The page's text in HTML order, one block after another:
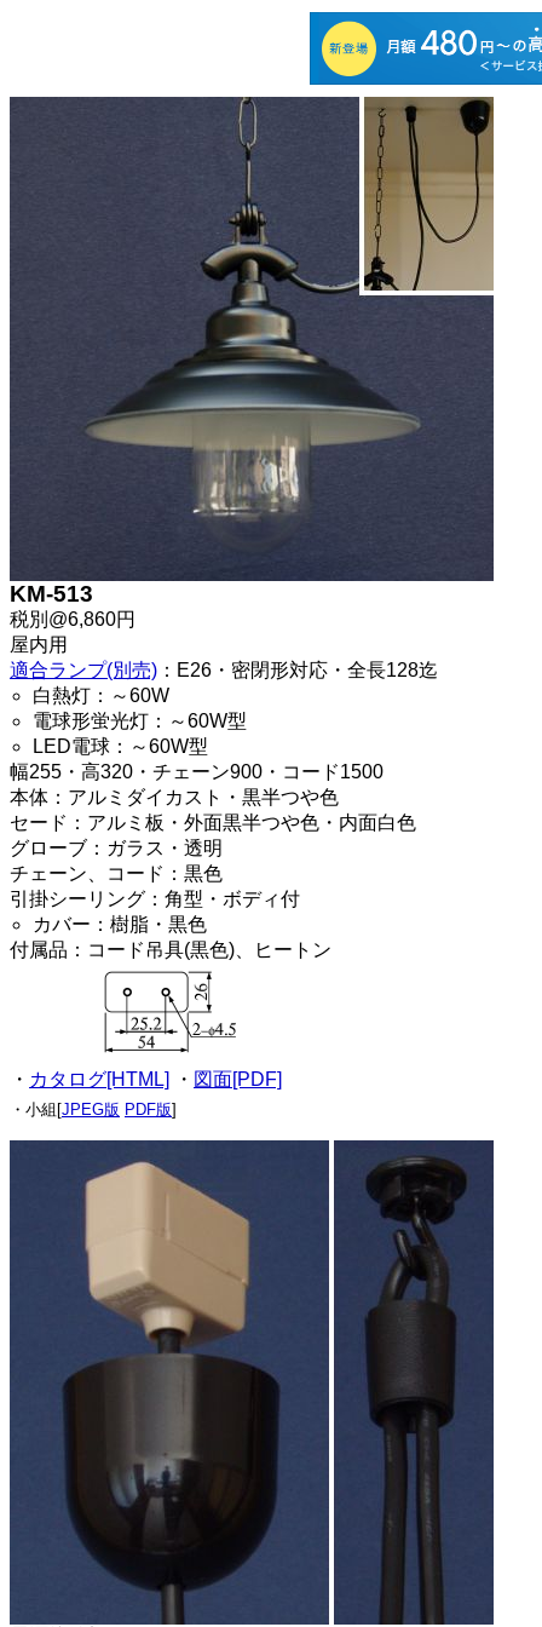
KM-513
税別@6,860円
屋内用
適合ランプ(別売) ：E26・密閉形対応・全長128迄
白熱灯：～60W
電球形蛍光灯：～60W型
LED電球：～60W型
幅255・高320・チェーン900・コード1500
本体：アルミダイカスト・黒半つや色
セード：アルミ板・外面黒半つや色・内面白色
グローブ：ガラス・透明
チェーン、コード：黒色
引掛シーリング：角型・ボディ付
カバー：樹脂・黒色
付属品：コード吊具(黒色)、ヒートン
・ カタログ[HTML] ・ 図面[PDF]
・小組[JPEG版 PDF版]